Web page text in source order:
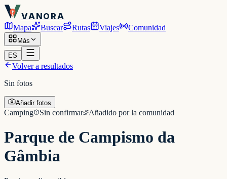
VANORA
Mapa Buscar Rutas Viajes Comunidad
Más
ES
Volver a resultados
Sin fotos
Añadir fotos
Camping Sin confirmar Añadido por la comunidad
Parque de Campismo da
Gâmbia